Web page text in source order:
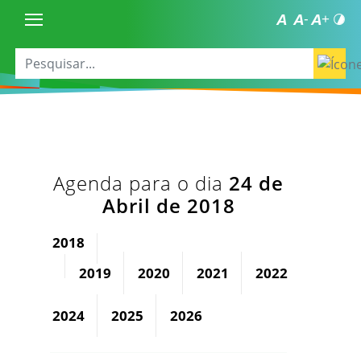
Agenda para o dia 24 de
Abril de 2018
2018
2019
2020 2021 2022
2024 2025 2026